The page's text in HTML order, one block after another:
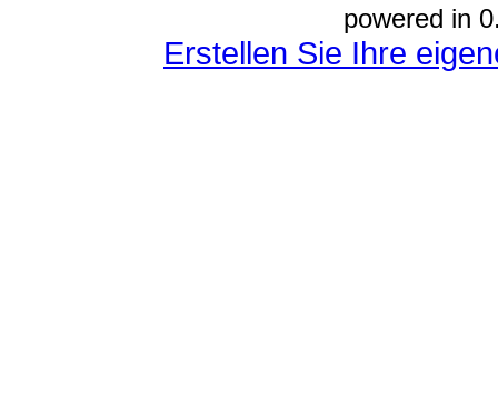
powered in
Erstellen Sie Ihre